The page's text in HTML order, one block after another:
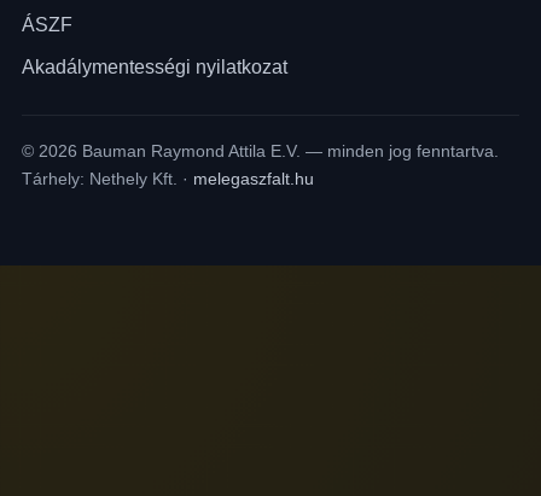
ÁSZF
Akadálymentességi nyilatkozat
© 2026 Bauman Raymond Attila E.V. — minden jog fenntartva.
Tárhely: Nethely Kft. · melegaszfalt.hu